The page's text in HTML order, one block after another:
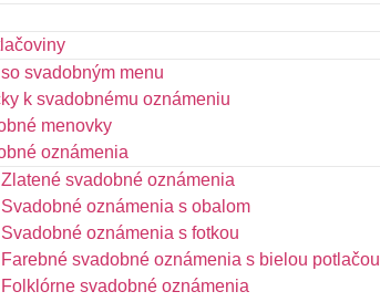
svadobným menu
k svadobnému oznámeniu
menovky
oznámenia
Zlatené svadobné oznámenia
Svadobné oznámenia s obalom
Svadobné oznámenia s fotkou
Farebné svadobné oznámenia s bielou potlačou
Folklórne svadobné oznámenia